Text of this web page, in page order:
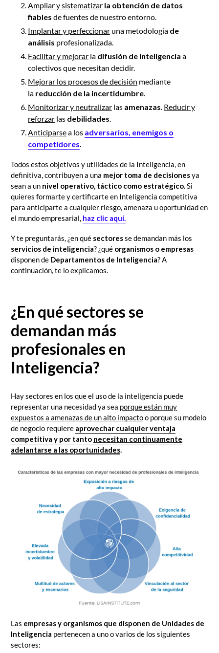
Ampliar y sistematizar la obtención de datos
fiables de fuentes de nuestro entorno.
Implantar y perfeccionar una metodología de
análisis profesionalizada.
Facilitar y mejorar la difusión de inteligencia a
colectivos que necesitan decidir.
Mejorar los procesos de decisión mediante
la reducción de la incertidumbre.
Monitorizar y neutralizar las amenazas. Reducir y
reforzar las debilidades.
Anticiparsea los adversarios, enemigos o
competidores.
Todos estos objetivos y utilidades de la Inteligencia, en
definitiva, contribuyen a una mejor toma de decisionesya
sean a un nivel operativo, táctico como estratégico.Si
quieres formarte y certificarte en Inteligencia competitiva
para anticiparte a cualquier riesgo, amenaza u oportunidad en
el mundo empresarial, haz clic aquí.
Y te preguntarás, ¿en qué sectoresse demandan más los
servicios de inteligencia? ¿qué organismos o empresas
disponen de Departamentos de Inteligencia? A
continuación, te lo explicamos.
¿En qué sectores se
demandan más
profesionales en
Inteligencia?
Hay sectores en los que el uso de la inteligencia puede
representar una necesidad ya sea porque están muy
expuestos a amenazas de un alto impactoo porque su modelo
de negocio requiere aprovechar cualquier ventaja
competitiva y por tanto necesitan continuamente
adelantarse a las oportunidades.
Las empresas y organismos que disponen de Unidades de
Inteligencia pertenecen a uno o varios de los siguientes
sectores: